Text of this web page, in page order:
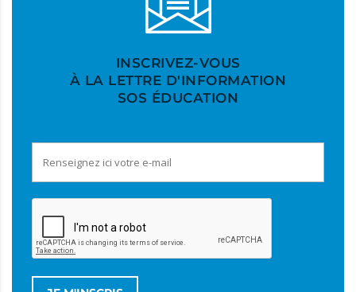
INSCRIVEZ-VOUS
À LA LETTRE D'INFORMATION
SOS ÉDUCATION